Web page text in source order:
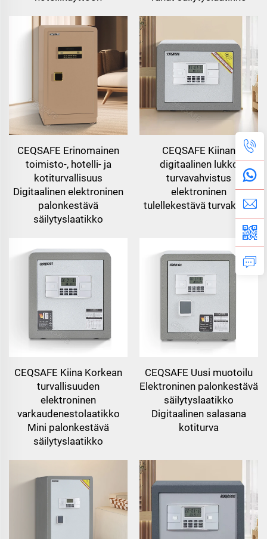
CEQSAFE Erinomainen
toimisto-, hotelli- ja
kotiturvallisuus
Digitaalinen elektroninen
palonkestävä
säilytyslaatikko
CEQSAFE Kiinan
digitaalinen lukko
turvavahvistus
elektroninen
tulellekestävä turvakassi
CEQSAFE Kiina Korkean
turvallisuuden
elektroninen
varkaudenestolaatikko
Mini palonkestävä
säilytyslaatikko
CEQSAFE Uusi muotoilu
Elektroninen palonkestävä
säilytyslaatikko
Digitaalinen salasana
kotiturva